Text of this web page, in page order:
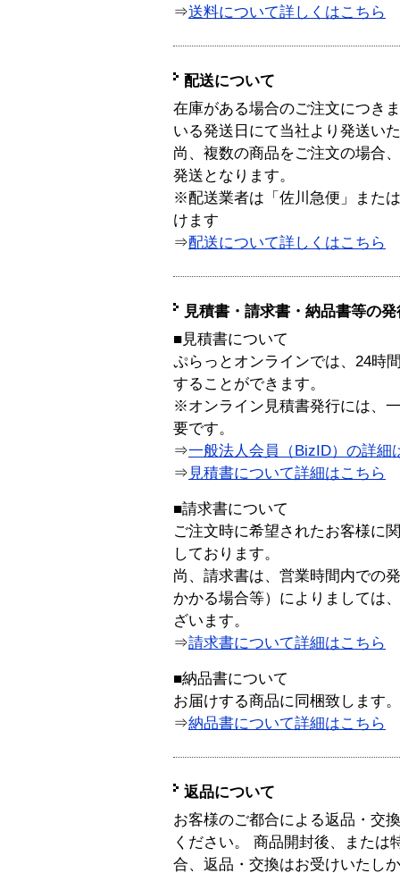
⇒送料について詳しくはこちら
配送について
在庫がある場合のご注文につき
いる発送日にて当社より発送い
尚、複数の商品をご注文の場合
発送となります。
※配送業者は「佐川急便」また
けます
⇒配送について詳しくはこちら
見積書・請求書・納品書等の
■見積書について
ぷらっとオンラインでは、24時
することができます。
※オンライン見積書発行には、
要です。
⇒一般法人会員（BizID）の詳細
⇒ 見積書について詳細はこちら
■請求書について
ご注文時に希望されたお客様に
しております。
尚、請求書は、営業時間内での
かかる場合等）によりましては
ざいます。
⇒請求書について詳細はこちら
■納品書について
お届けする商品に同梱致します。
⇒納品書について詳細はこちら
返品について
お客様のご都合による返品・交
ください。 商品開封後、または
合、返品・交換はお受けいたし